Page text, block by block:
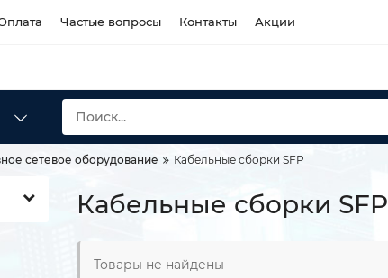
Частые вопросы Контакты Акции
сетевое оборудование Кабельные сборки SFP
Кабельные сборки SFP
Товары не найдены